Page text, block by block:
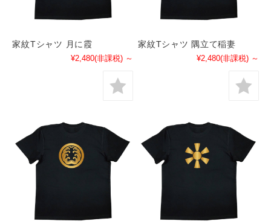
家紋Tシャツ 月に霞
¥2,480(非課税) ～
家紋Tシャツ 隅立て稲妻
¥2,480(非課税) ～